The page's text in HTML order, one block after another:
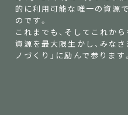
的に利用可能な唯一の資源
のです。
これまでも、そしてこれか
資源を最大限生かし、みな
ノづくり」に励んで参ります。